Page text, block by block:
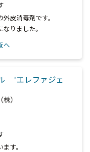
皮消毒剤です。
りました。
へ
“エレファジェ
）
す。